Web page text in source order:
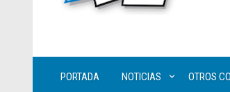
PORTADA NOTICIAS OTROS